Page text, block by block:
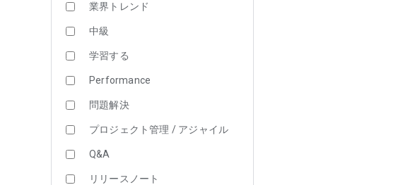
業界トレンド
中級
学習する
Performance
問題解決
プロジェクト管理 / アジャイル
Q&A
リリースノート